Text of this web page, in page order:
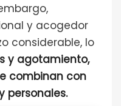
y acogedor
considerable, lo
y agotamiento,
combinan con
personales.